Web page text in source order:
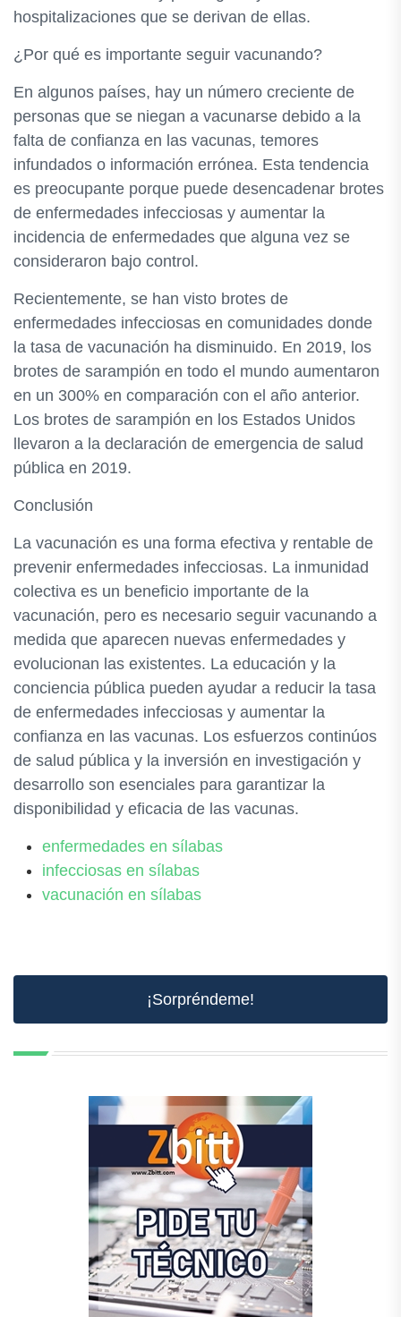
hospitalizaciones que se derivan de ellas.
¿Por qué es importante seguir vacunando?
En algunos países, hay un número creciente de
personas que se niegan a vacunarse debido a la
falta de confianza en las vacunas, temores
infundados o información errónea. Esta tendencia
es preocupante porque puede desencadenar brotes
de enfermedades infecciosas y aumentar la
incidencia de enfermedades que alguna vez se
consideraron bajo control.
Recientemente, se han visto brotes de
enfermedades infecciosas en comunidades donde
la tasa de vacunación ha disminuido. En 2019, los
brotes de sarampión en todo el mundo aumentaron
en un 300% en comparación con el año anterior.
Los brotes de sarampión en los Estados Unidos
llevaron a la declaración de emergencia de salud
pública en 2019.
Conclusión
La vacunación es una forma efectiva y rentable de
prevenir enfermedades infecciosas. La inmunidad
colectiva es un beneficio importante de la
vacunación, pero es necesario seguir vacunando a
medida que aparecen nuevas enfermedades y
evolucionan las existentes. La educación y la
conciencia pública pueden ayudar a reducir la tasa
de enfermedades infecciosas y aumentar la
confianza en las vacunas. Los esfuerzos continúos
de salud pública y la inversión en investigación y
desarrollo son esenciales para garantizar la
disponibilidad y eficacia de las vacunas.
enfermedades en sílabas
infecciosas en sílabas
vacunación en sílabas
¡Sorpréndeme!